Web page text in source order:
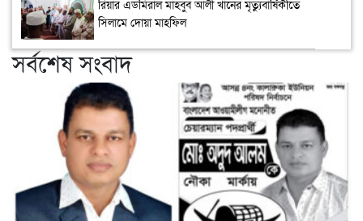
রিয়ার এডমিরাল মাহবুব আলী খানের মৃত্যুবার্ষিকীতে
সিলামে দোয়া মাহফিল
সর্বশেষ সংবাদ